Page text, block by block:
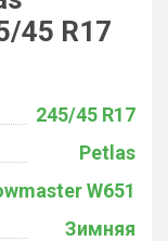
45 R17
245/45 R17
Petlas
W651
Зимняя